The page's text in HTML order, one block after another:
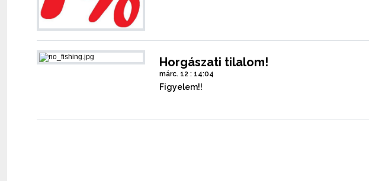
Horgászati tilalom!
márc. 12 : 14:04
Figyelem!!